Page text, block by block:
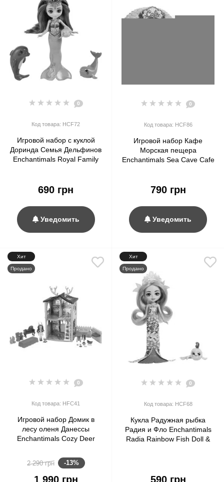
0
Код товара: HCF72
Игровой набор с куклой
Доринда Семья Дельфинов
Enchantimals Royal Family
690 грн
Уведомить
0
Код товара: HCF86
Игровой набор Кафе
Морская пещера
Enchantimals Sea Cave Cafe
790 грн
Уведомить
Хит
Продано
0
Код товара: HFC41
Игровой набор Домик в
лесу оленя Данессы
Enchantimals Cozy Deer
Deer Doll
2 290 грн -13%
1 990 грн
Хит
Продано
0
Код товара: HCF68
Кукла Радужная рыбка
Радия и Фло Enchantimals
Radia Rainbow Fish Doll &
590 грн